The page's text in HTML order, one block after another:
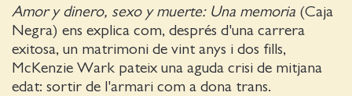
Amor y dinero, sexo y muerte: Una memoria (Caja
Negra) ens explica com, després d'una carrera
exitosa, un matrimoni de vint anys i dos fills,
McKenzie Wark pateix una aguda crisi de mitjana
edat: sortir de l'armari com a dona trans.